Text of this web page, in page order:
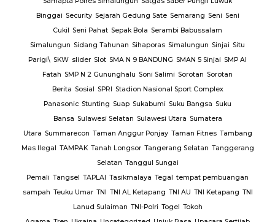
Binggai Security Sejarah Gedung Sate Semarang Seni Seni
Cukil Seni Pahat Sepak Bola Serambi Babussalam
Simalungun Sidang Tahunan Sihaporas Simalungun Sinjai Situ
Parigi\ SKW slider Slot SMA N 9 BANDUNG SMAN 5 Sinjai SMP Al
Fatah SMP N 2 Gununghalu Soni Salimi Sorotan Sorotan
Berita Sosial SPRI Stadion Nasional Sport Complex
Panasonic Stunting Suap Sukabumi Suku Bangsa Suku
Bansa Sulawesi Selatan Sulawesi Utara Sumatera
Utara Summarecon Taman Anggur Ponjay Taman Fitnes Tambang
Mas Ilegal TAMPAK Tanah Longsor Tangerang Selatan Tanggerang
Selatan Tanggul Sungai
Pemali Tangsel TAPLAI Tasikmalaya Tegal tempat pembuangan
sampah Teuku Umar TNI TNI AL Ketapang TNI AU TNI Ketapang TNI
Lanud Sulaiman TNI-Polri Togel Tokoh